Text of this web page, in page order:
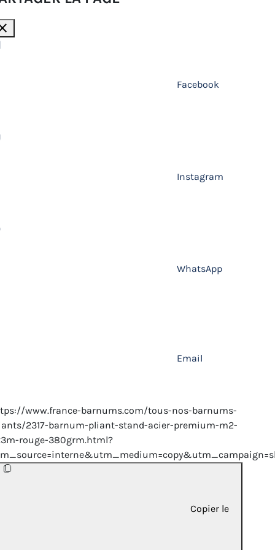
Facebook
Instagram
WhatsApp
Email
www.france-barnums.com/tous-nos-barnums-
2317-barnum-pliant-stand-acier-premium-m2-
rouge-380grm.html?
Copier le